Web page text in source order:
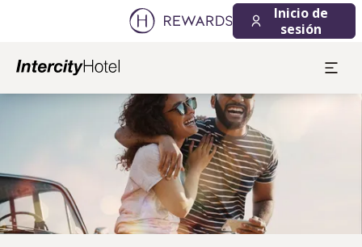
Inicio de
sesión
Diapositiva 1 de 1
09/08/2026
1 Habitación(es) ⋅ 1 Adulto